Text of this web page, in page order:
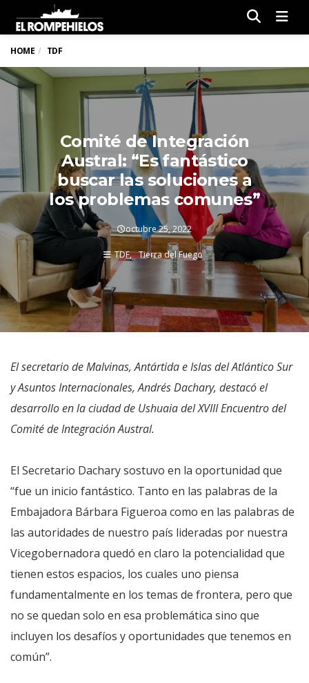
HOME TDF
Comité de Integración
Austral: “Es fantástico
buscar las soluciones a
los problemas comunes”
octubre 25, 2022
TDF Tierra del Fuego
El secretario de Malvinas, Antártida e Islas del Atlántico Sur
y Asuntos Internacionales, Andrés Dachary, destacó el
desarrollo en la ciudad de Ushuaia del XVIII Encuentro del
Comité de Integración Austral.
El Secretario Dachary sostuvo en la oportunidad que
“fue un inicio fantástico. Tanto en las palabras de la
Embajadora Bárbara Figueroa como en las palabras de
las autoridades de nuestro país lideradas por nuestra
Vicegobernadora quedó en claro la potencialidad que
tienen estos espacios, los cuales uno piensa
fundamentalmente en los temas de frontera, pero que
no se quedan solo en esa problemática sino que
incluyen los desafíos y oportunidades que tenemos en
común”.